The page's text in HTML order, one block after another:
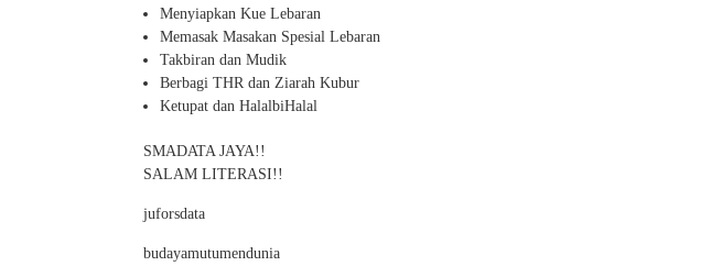
Menyiapkan Kue Lebaran
Memasak Masakan Spesial Lebaran
Takbiran dan Mudik
Berbagi THR dan Ziarah Kubur
Ketupat dan HalalbiHalal
SMADATA JAYA!!
SALAM LITERASI!!
juforsdata
budayamutumendunia